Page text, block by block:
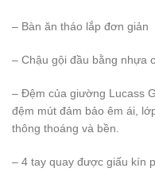
– Bàn ăn tháo lắp đơn giản
– Chậu gội đầu bằng nhựa
– Đệm của giường Lucass
đệm mút đảm bảo êm ái,
thông thoáng và bền.
– 4 tay quay được giấu kín